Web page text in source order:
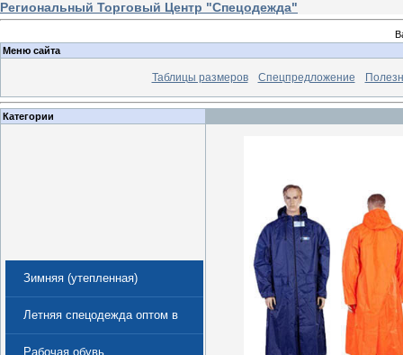
Региональный Торговый Центр "Спецодежда"
Меню сайта
Таблицы размеров Спецпредложение
Категории
Зимняя (утепленная)
спецодежда
Летняя спецодежда оптом в
Екатеринбурге
Рабочая обувь